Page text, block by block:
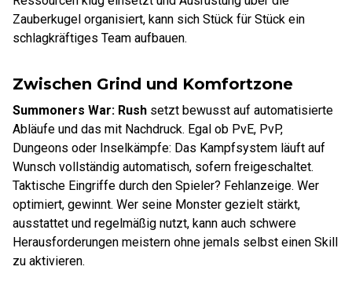
Zauberkugel organisiert, kann sich Stück für Stück ein
schlagkräftiges Team aufbauen.
Zwischen Grind und Komfortzone
Summoners War: Rush setzt bewusst auf automatisierte
Abläufe und das mit Nachdruck. Egal ob PvE, PvP,
Dungeons oder Inselkämpfe: Das Kampfsystem läuft auf
Wunsch vollständig automatisch, sofern freigeschaltet.
Taktische Eingriffe durch den Spieler? Fehlanzeige. Wer
optimiert, gewinnt. Wer seine Monster gezielt stärkt,
ausstattet und regelmäßig nutzt, kann auch schwere
Herausforderungen meistern ohne jemals selbst einen Skill
zu aktivieren.